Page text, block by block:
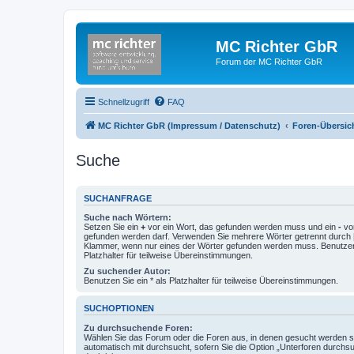
MC Richter GbR
Forum der MC Richter GbR
Schnellzugriff FAQ
MC Richter GbR (Impressum / Datenschutz) Foren-
Suche
SUCHANFRAGE
Suche nach Wörtern:
Setzen Sie ein + vor ein Wort, das gefunden werden muss und ein -
gefunden werden darf. Verwenden Sie mehrere Wörter getrennt durch
Klammer, wenn nur eines der Wörter gefunden werden muss.
Platzhalter für teilweise Übereinstimmungen.
Zu suchender Autor:
Benutzen Sie ein * als Platzhalter für teilweise Übereinstimmungen.
SUCHOPTIONEN
Zu durchsuchende Foren:
Wählen Sie das Forum oder die Foren aus, in denen gesucht werden
automatisch mit durchsucht, sofern Sie die Option „Unterforen